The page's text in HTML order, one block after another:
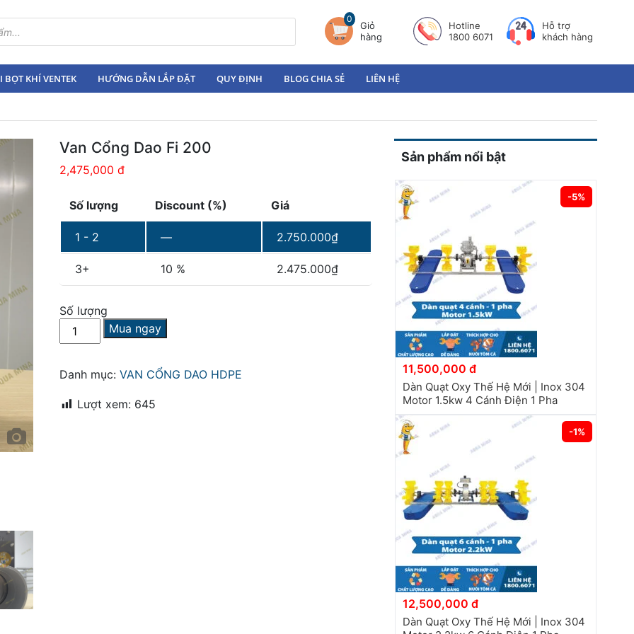
0
Giỏ
hàng
Hotline
1800 6071
Hỗ trợ
khách hàng
KHÍ VENTEK HƯỚNG DẪN LẮP ĐẶT QUY ĐỊNH BLOG CHIA SẺ LIÊN HỆ
Van Cổng Dao Fi 200
2,475,000 đ
Số lượng Discount (%) Giá
1 - 2 — 2.750.000₫
3+ 10 % 2.475.000₫
Số lượng
Van
Cổng
Fi
số
Mua ngay
Danh mục: VAN CỔNG DAO HDPE
Lượt xem: 645
Sản phẩm nổi bật
-5%
11,500,000 đ
Dàn Quạt Oxy Thế Hệ Mới | Inox 304
Motor 1.5kw 4 Cánh Điện 1 Pha
-1%
12,500,000 đ
Dàn Quạt Oxy Thế Hệ Mới | Inox 304